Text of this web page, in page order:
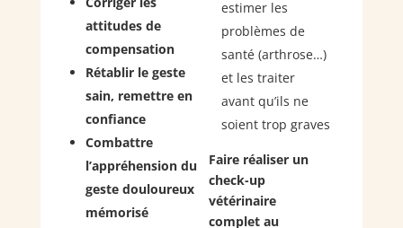
attitudes de
compensation
Rétablir le geste
sain, remettre en
confiance
Combattre
l’appréhension du
geste douloureux
mémorisé
estimer les
problèmes de
santé (arthrose…)
et les traiter
avant qu’ils ne
soient trop graves
Faire réaliser un
check-up
vétérinaire
complet au